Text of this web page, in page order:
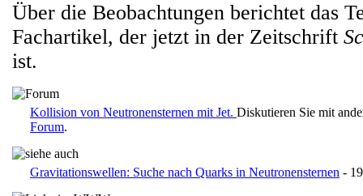
Über die Beobachtungen berichtet das
Fachartikel, der jetzt in der Zeitschrift
ist.
Kollision von Neutronensternen mit Jet. Diskutieren Sie mit
Forum.
Gravitationswellen: Suche nach Quarks in Neutronensternen -